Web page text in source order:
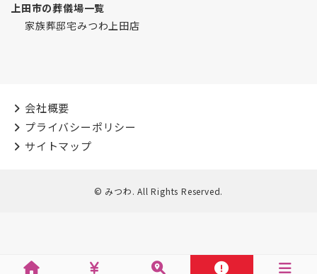
上田市の葬儀場一覧
家族葬邸宅みつわ上田店
会社概要
プライバシーポリシー
サイトマップ
© みつわ. All Rights Reserved.